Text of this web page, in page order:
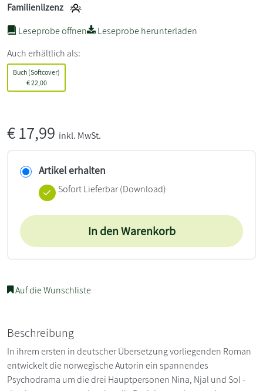
Familienlizenz
Leseprobe öffnen
Leseprobe herunterladen
Auch erhältlich als:
Buch (Softcover)
€22,00
€17,99 inkl. MwSt.
Artikel erhalten
Sofort Lieferbar (Download)
In den Warenkorb
Auf die Wunschliste
Beschreibung
In ihrem ersten in deutscher Übersetzung vorliegenden Roman
entwickelt die norwegische Autorin ein spannendes
Psychodrama um die drei Hauptpersonen Nina, Njal und Sol -